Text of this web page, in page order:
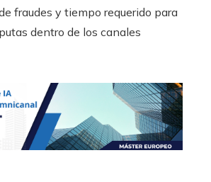
fraudes y tiempo requerido para
dentro de los canales